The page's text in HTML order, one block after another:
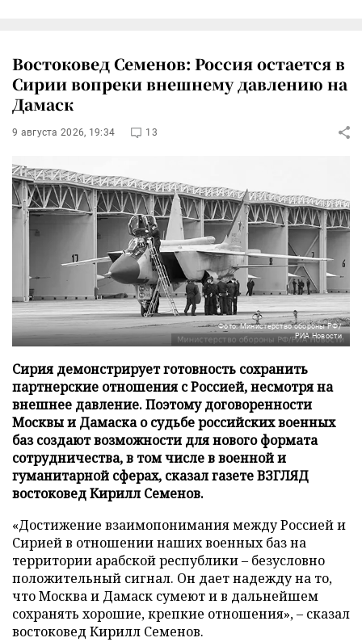
Востоковед Семенов: Россия остается в
Сирии вопреки внешнему давлению на
Дамаск
9 августа 2026, 19:34 13
Фото: Министерство обороны РФ/
РИА Новости
Сирия демонстрирует готовность сохранить
партнерские отношения с Россией, несмотря на
внешнее давление. Поэтому договоренности
Москвы и Дамаска о судьбе российских военных
баз создают возможности для нового формата
сотрудничества, в том числе в военной и
гуманитарной сферах, сказал газете ВЗГЛЯД
востоковед Кирилл Семенов.
«Достижение взаимопонимания между Россией и
Сирией в отношении наших военных баз на
территории арабской республики – безусловно
положительный сигнал. Он дает надежду на то,
что Москва и Дамаск сумеют и в дальнейшем
сохранять хорошие, крепкие отношения», – сказал
востоковед Кирилл Семенов.